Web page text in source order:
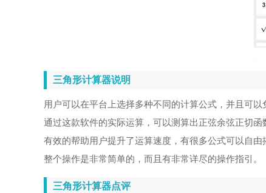
三角形计算器说明
用户可以在平台上选择多种不同的计算公式，并且可以
通过这款软件的实际运算，可以测算出正弦余弦正切函
有效的帮助用户提升了运算速度，有很多公式可以自由
整个操作是非常简单的，而且有非常详尽的操作指引。
三角形计算器点评